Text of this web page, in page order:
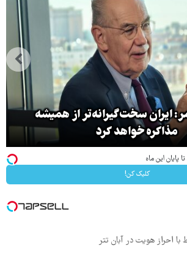
ایران سخت‌گیرانه‌تر از همیشه
مذاکره خواهد کرد
پایان این ماه
کلیک کن!